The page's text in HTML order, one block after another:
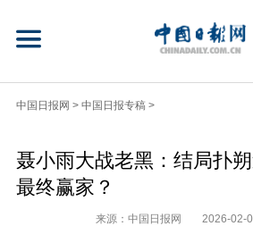
中国日报网 > 中国日报专稿 >
聂小雨大战老黑：结局扑
最终赢家？
来源：中国日报网 2026-02-